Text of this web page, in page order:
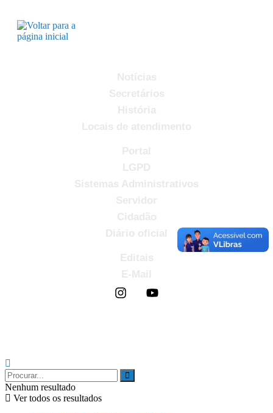
Nenhum resultado
Ver todos os resultados